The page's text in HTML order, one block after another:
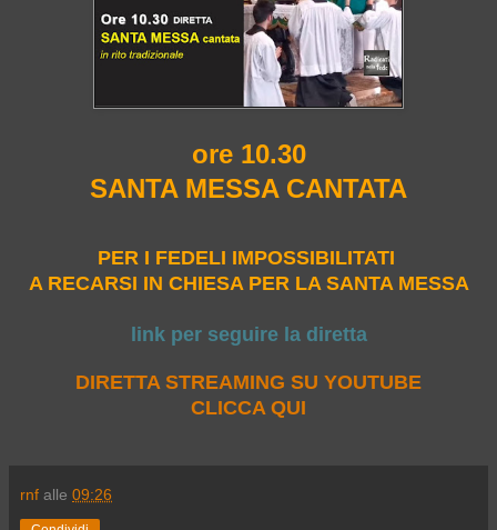
ore 10.30
SANTA MESSA CANTATA
PER I FEDELI IMPOSSIBILITATI
A RECARSI IN CHIESA PER LA SANTA MESSA
link per seguire la diretta
DIRETTA STREAMING SU YOUTUBE
CLICCA QUI
rnf alle 09:26